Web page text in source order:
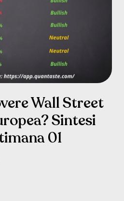
Wall Street
Sintesi
01